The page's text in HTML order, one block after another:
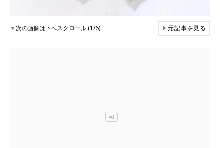
▼次の画像は下へスクロール (1/6) ▶元記事を見る